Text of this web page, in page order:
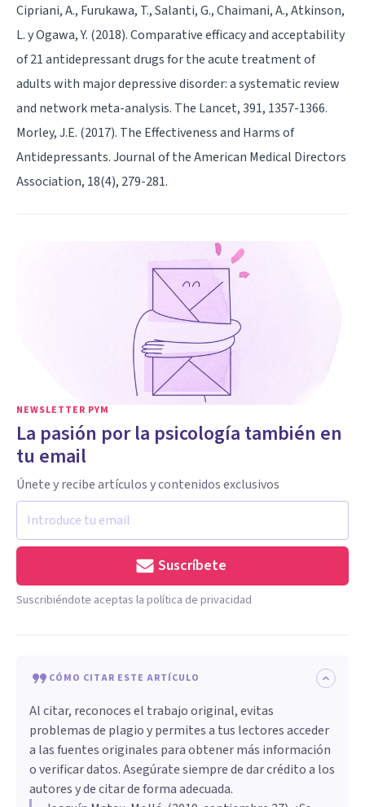
Cipriani, A., Furukawa, T., Salanti, G., Chaimani, A., Atkinson,
L. y Ogawa, Y. (2018). Comparative efficacy and acceptability
of 21 antidepressant drugs for the acute treatment of
adults with major depressive disorder: a systematic review
and network meta-analysis. The Lancet, 391, 1357-1366.
Morley, J.E. (2017). The Effectiveness and Harms of
Antidepressants. Journal of the American Medical Directors
Association, 18(4), 279-281.
NEWSLETTER PYM
La pasión por la psicología también en
tu email
Únete y recibe artículos y contenidos exclusivos
Suscríbete
Suscribiéndote aceptas la política de privacidad
CÓMO CITAR ESTE ARTÍCULO
Al citar, reconoces el trabajo original, evitas
problemas de plagio y permites a tus lectores acceder
a las fuentes originales para obtener más información
o verificar datos. Asegúrate siempre de dar crédito a los
autores y de citar de forma adecuada.